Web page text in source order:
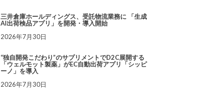
三井倉庫ホールディングス、受託物流業務に 「生成
AI出荷検品アプリ」を開発・導入開始
2026年7月30日
“独自開発こだわり”のサプリメントでD2C展開する
「ウェルモット製薬」がEC自動出荷アプリ「シッピ
ーノ」を導入
2026年7月30日